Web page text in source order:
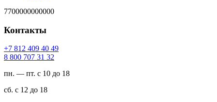
7700000000000
Контакты
94 04 904 218 7+
23 13 707 008 8
пн. — пт. с 10 до 18
сб. с 12 до 18